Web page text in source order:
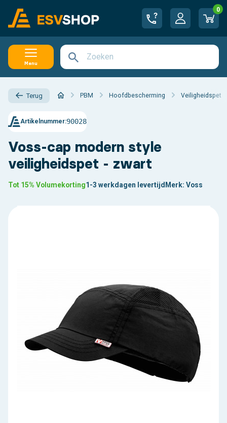
0
Menu
Terug PBM Hoofdbescherming Veiligheidspet
Voss-cap modern style
veiligheidspet - zwart
Artikelnummer:90028
Tot 15% Volumekorting1-3 werkdagen levertijd Merk: Voss